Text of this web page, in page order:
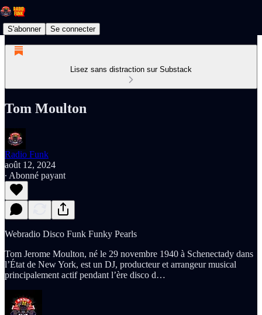
S'abonner Se connecter
Lisez sans distraction sur Substack
Tom Moulton
Radio Funk
août 12, 2024
∙ Abonné payant
Webradio Disco Funk Funky Pearls
Tom Jerome Moulton, né le 29 novembre 1940 à Schenectady dans
l’État de New York, est un DJ, producteur et arrangeur musical
principalement actif pendant l’ère disco d…